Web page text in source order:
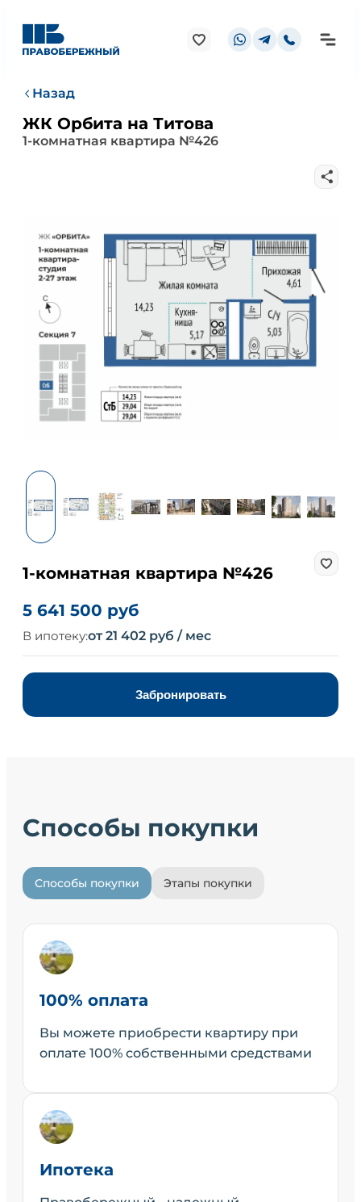
Назад
ЖК Орбита на Титова
1-комнатная квартира №426
1-комнатная квартира №426
5 641 500 руб
В ипотеку:от 21 402 руб / мес
Забронировать
Способы покупки
Способы покупки Этапы покупки
100% оплата
Вы можете приобрести квартиру при
оплате 100% собственными средствами
Ипотека